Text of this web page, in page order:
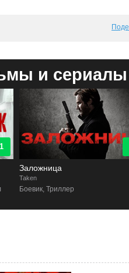
и сериалы
Заложница
Taken
Боевик, Триллер